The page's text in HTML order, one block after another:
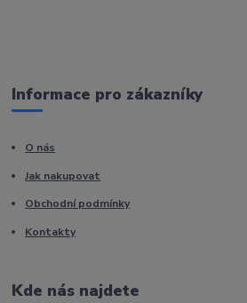
Informace pro zákazníky
O nás
Jak nakupovat
Obchodní podmínky
Kontakty
Kde nás najdete